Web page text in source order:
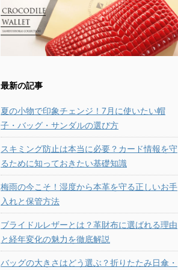
最新の記事
夏の小物で印象チェンジ！7月に使いたい帽
子・バッグ・サンダルの選び方
スキミング防止は本当に必要？カード情報を守
るために知っておきたい基礎知識
梅雨の今こそ！湿度から本革を守る正しいお手
入れと保管方法
ブライドルレザーとは？革財布に選ばれる理由
と経年変化の魅力を徹底解説
バッグの大きさはどう選ぶ？折りたたみ日傘・